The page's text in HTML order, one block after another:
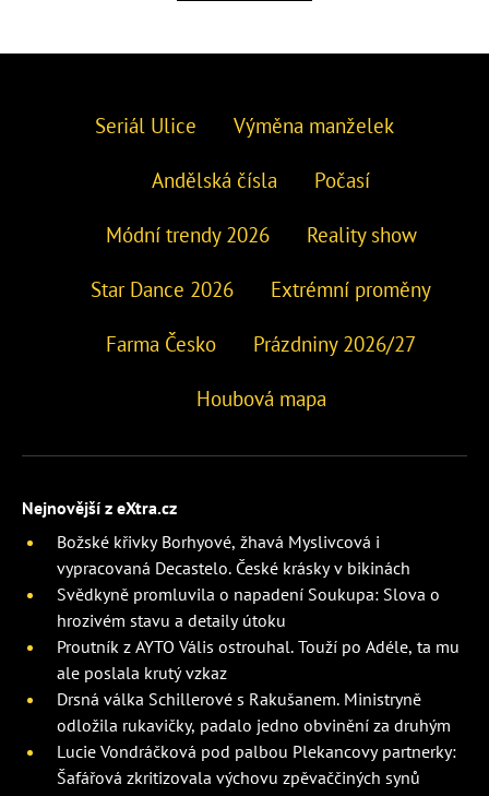
Seriál Ulice Výměna manželek
Andělská čísla Počasí
Módní trendy 2026 Reality show
Star Dance 2026 Extrémní proměny
Farma Česko Prázdniny 2026/27
Houbová mapa
Nejnovější z eXtra.cz
Božské křivky Borhyové, žhavá Myslivcová i
vypracovaná Decastelo. České krásky v bikinách
Svědkyně promluvila o napadení Soukupa: Slova o
hrozivém stavu a detaily útoku
Proutník z AYTO Vális ostrouhal. Touží po Adéle, ta mu
ale poslala krutý vzkaz
Drsná válka Schillerové s Rakušanem. Ministryně
odložila rukavičky, padalo jedno obvinění za druhým
Lucie Vondráčková pod palbou Plekancovy partnerky:
Šafářová zkritizovala výchovu zpěvaččiných synů